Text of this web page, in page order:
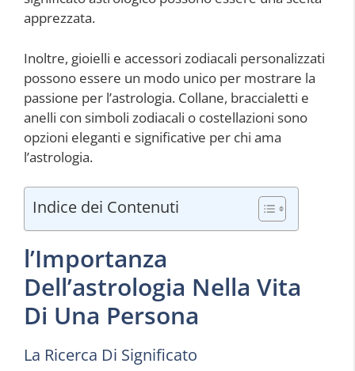
apprezzata.
Inoltre, gioielli e accessori zodiacali personalizzati
possono essere un modo unico per mostrare la
passione per l’astrologia. Collane, braccialetti e
anelli con simboli zodiacali o costellazioni sono
opzioni eleganti e significative per chi ama
l’astrologia.
Indice dei Contenuti
l’Importanza
Dell’astrologia Nella Vita
Di Una Persona
La Ricerca Di Significato